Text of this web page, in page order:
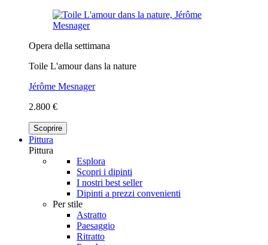
Opera della settimana
Toile L'amour dans la nature
Jérôme Mesnager
2.800 €
Scoprire
Pittura
Pittura
Esplora
Scopri i dipinti
I nostri best seller
Dipinti a prezzi convenienti
Per stile
Astratto
Paesaggio
Ritratto